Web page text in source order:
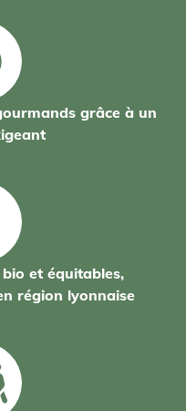
grâce à un
et équitables,
région lyonnaise